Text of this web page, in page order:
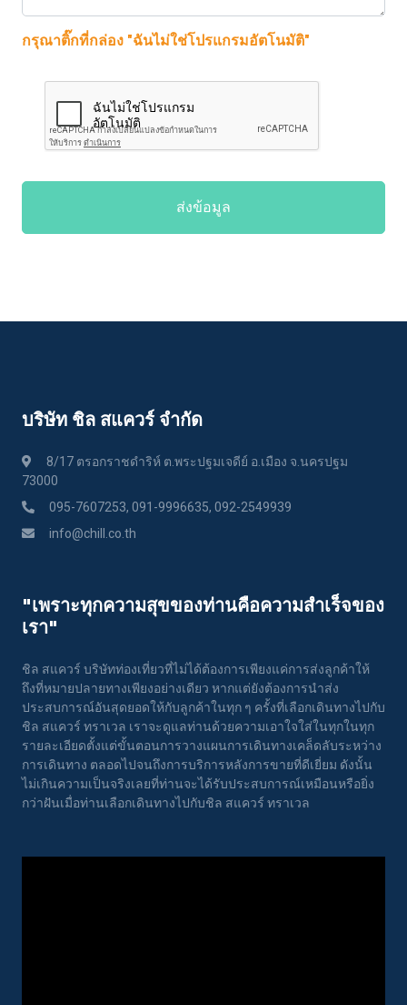
กรุณาติ๊กที่กล่อง "ฉันไม่ใช่โปรแกรมอัตโนมัติ"
ส่งข้อมูล
บริษัท ชิล สแควร์ จำกัด
8/17 ตรอกราชดำริห์ ต.พระปฐมเจดีย์ อ.เมือง จ.นครปฐม
73000
095-7607253, 091-9996635, 092-2549939
info@chill.co.th
"เพราะทุกความสุขของท่านคือความสําเร็จของ
เรา"
ชิล สแควร์ บริษัทท่องเที่ยวที่ไม่ได้ต้องการเพียงแค่การส่งลูกค้าให้
ถึงที่หมายปลายทางเพียงอย่างเดียว หากแต่ยังต้องการนำส่ง
ประสบการณ์อันสุดยอดให้กับลูกค้าในทุก ๆ ครั้งที่เลือกเดินทางไปกับ
ชิล สแควร์ ทราเวล เราจะดูแลท่านด้วยความเอาใจใส่ในทุกในทุก
รายละเอียดตั้งแต่ขั้นตอนการวางแผนการเดินทางเคล็ดลับระหว่าง
การเดินทาง ตลอดไปจนถึงการบริการหลังการขายที่ดีเยี่ยม ดังนั้น
ไม่เกินความเป็นจริงเลยที่ท่านจะได้รับประสบการณ์เหมือนหรือยิ่ง
กว่าฝันเมื่อท่านเลือกเดินทางไปกับชิล สแควร์ ทราเวล